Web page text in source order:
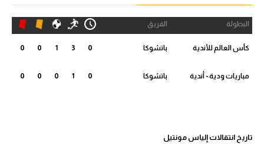
الدوري المصري
الدوري الإنجليزي الممتاز
الدوري الفرنسي
البطولة الفريق
كأس العالم للأندية باتشوكا 0
3
1
0
0
مباريات ودية - أندية باتشوكا 0
1
0
0
0
تاريخ انتقالات إلياس مونتيل